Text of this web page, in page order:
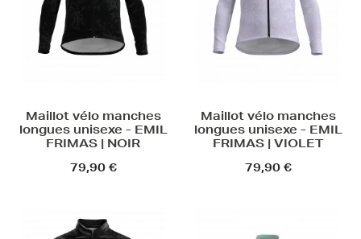
Maillot vélo manches
longues unisexe - EMIL
FRIMAS | NOIR
79,90 €
Maillot vélo manches
longues unisexe - EMIL
FRIMAS | VIOLET
79,90 €